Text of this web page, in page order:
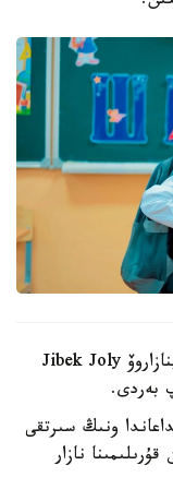
بۇل تۋرالى ورتوپەد-تراۆماتولوگ ولجاس باينازاروۆ Jibek Joly
بەردى.
ونىڭ سىرتقى
نازار